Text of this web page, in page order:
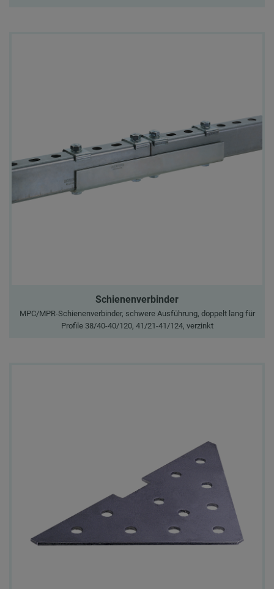
Schienenverbinder
MPC/MPR-Schienenverbinder, schwere Ausführung, doppelt lang für
Profile 38/40-40/120, 41/21-41/124, verzinkt